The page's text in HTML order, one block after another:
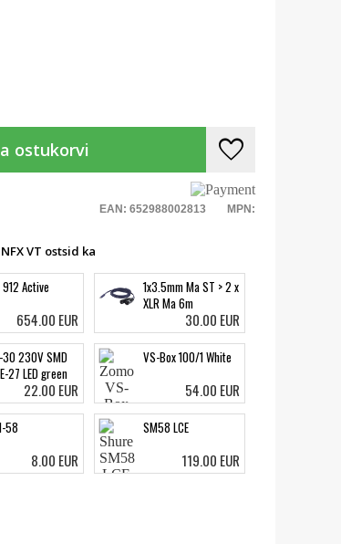
ostukorvi favorite
EAN: 652988002813 MPN:
VT ostsid ka
912 Active
654.00 EUR
1x3.5mm Ma ST > 2 x
XLR Ma 6m
30.00 EUR
30 230V SMD
27 LED green
22.00 EUR
VS-Box 100/1 White
54.00 EUR
58
8.00 EUR
SM58 LCE
119.00 EUR